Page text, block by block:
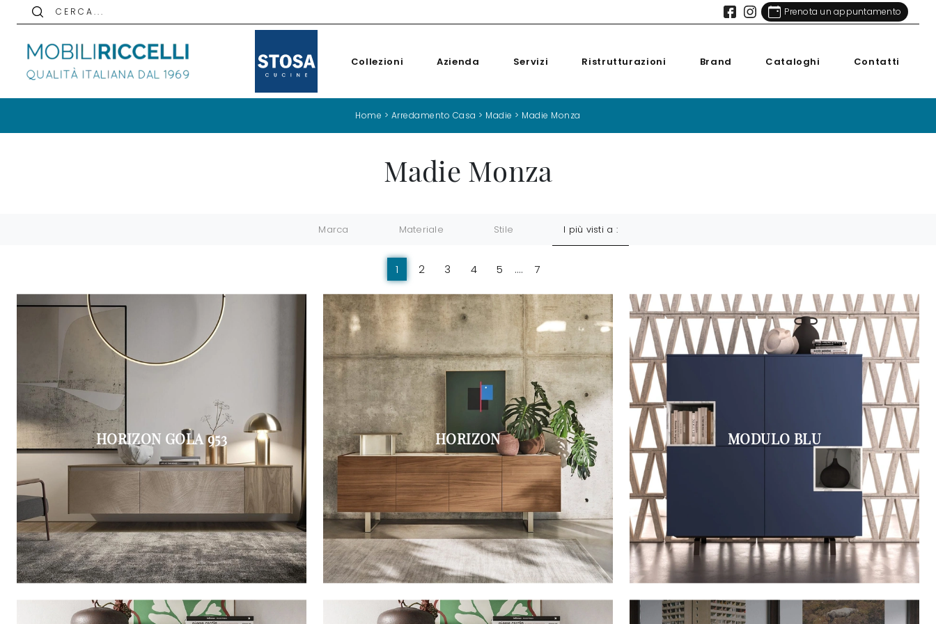
C E R C A . . . Prenota un appuntamento
Collezioni Azienda Servizi Ristrutturazioni Brand Cataloghi Contatti
Home > Arredamento Casa > Madie > Madie Monza
Madie Monza
Marca Materiale Stile I più visti a :
1 2 3 4 5 .... 7
HORIZON GOLA 953 HORIZON MODULO BLU